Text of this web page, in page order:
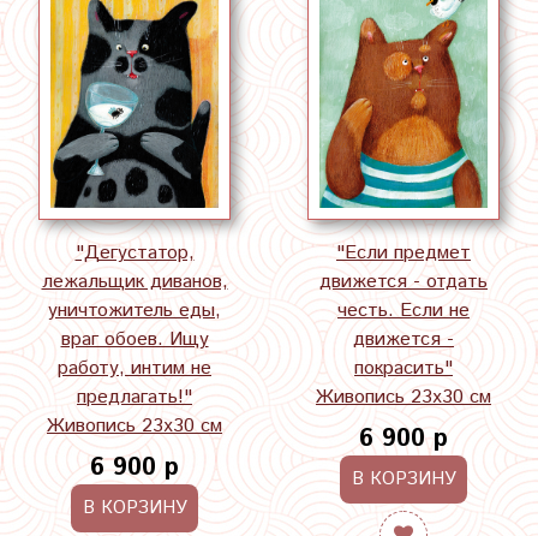
"Дегустатор,
лежальщик диванов,
уничтожитель еды,
враг обоев. Ищу
работу, интим не
предлагать!"
Живопись 23х30 см
6 900 р
В КОРЗИНУ
"Если предмет
движется - отдать
честь. Если не
движется -
покрасить"
Живопись 23х30 см
6 900 р
В КОРЗИНУ